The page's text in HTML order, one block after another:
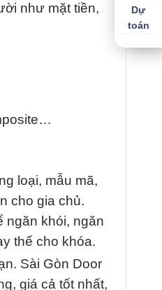
như mặt tiền,
loại, mẫu mã,
cho gia chủ.
ngăn khói, ngăn
thế cho khóa.
Sài Gòn Door
giá cả tốt nhất,
Dự
toán